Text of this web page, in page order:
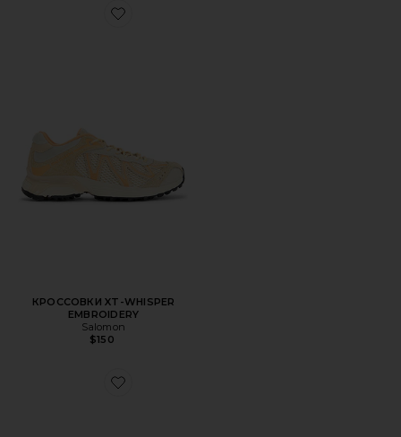
Favorite КРОССОВКИ XT-WHISPER EMBROIDERY
КРОССОВКИ XT-WHISPER
EMBROIDERY
Salomon
$150
Favorite КРОССОВКИ XT-WHISPER VOID